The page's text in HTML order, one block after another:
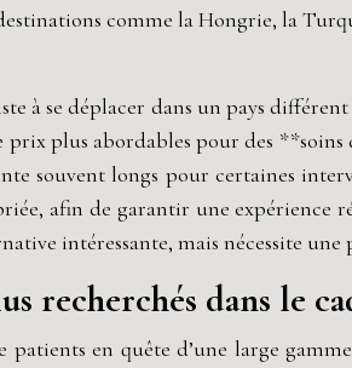
destinations comme la Hongrie, la
à se déplacer dans un pays
plus abordables pour des
souvent longs pour certaines
afin de garantir une expérience
intéressante, mais nécessite une
recherchés dans le
en quête d’une large